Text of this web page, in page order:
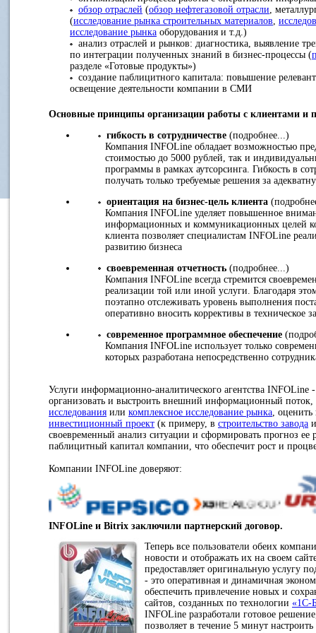
обзор отраслей (обзор нефтегазовой отрасли ,
(исследование рынка строительных материалов
исследование рынка оборудования и т.д.)
анализ отраслей и рынков: диагностика, выявление
по интеграции полученных знаний в бизнес-процессы (
разделе «Готовые продукты»)
создание паблицитного капитала: повышение
освещение деятельности компании в СМИ
Основные принципы организации работы с клиентами и
гибкость в сотрудничестве (подробнее...)
Компания INFOLine обладает возможностью
стоимостью до 5000 рублей, так и
программы в рамках аутсорсинга. Гибкость в
получать только требуемые решения за
ориентация на бизнес-цель клиента
Компания INFOLine уделяет повышенное
информационных и коммуникационных целей
клиента позволяет специалистам INFOLine
развитию бизнеса
своевременная отчетность (подробнее...)
Компания INFOLine всегда стремится
реализации той или иной услуги. Благодаря
поэтапно отслеживать уровень выполнения
оперативно вносить коррективы в техническое
современное программное обеспечение
Компания INFOLine использует только
которых разработана непосредственно
Услуги информационно-аналитического агентства INFOLine
организовать и выстроить внешний информационный
исследования или комплексное исследование рынка ,
инвестиционный проект (к примеру, в строительство завода
своевременный анализ ситуации и сформировать прогноз ее
паблицитный капитал компании, что обеспечит рост и
Компании INFOLine доверяют:
INFOLine и Bitrix заключили партнерский договор.
Теперь все пользователи обеих
новости и отображать их на своем
предоставляет оригинальную услугу
- это оперативная и динамичная
обеспечить привлечение новых и
сайтов, созданных по технологии «1C-
INFOLine разработали готовое
позволяет в течение 5 минут